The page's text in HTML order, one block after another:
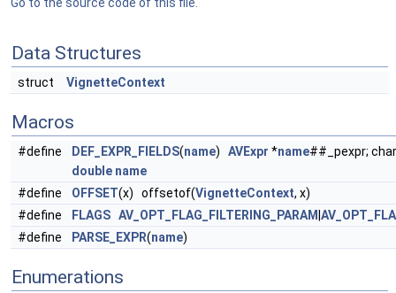
Data Structures
struct VignetteContext
Macros
#define DEF_EXPR_FIELDS(name) AVExpr *name##_pexpr;
double name
#define
OFFSET(x) offsetof(VignetteContext, x)
#define
FLAGS AV_OPT_FLAG_FILTERING_PARAM
#define
PARSE_EXPR(name)
Enumerations